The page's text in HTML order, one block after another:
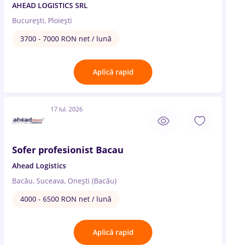
AHEAD LOGISTICS SRL
București, Ploiești
3700 - 7000 RON net / lună
Aplică rapid
17 Iul. 2026
Sofer profesionist Bacau
Ahead Logistics
Bacău, Suceava, Onești (Bacău)
4000 - 6500 RON net / lună
Aplică rapid